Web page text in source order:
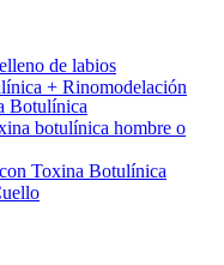
de labios
+ Rinomodelación
Botulínica
botulínica hombre o
Toxina Botulínica